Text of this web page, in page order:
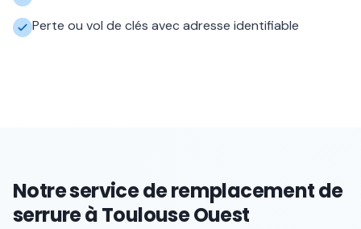
Perte ou vol de clés avec adresse identifiable
Notre service de remplacement de
serrure à Toulouse Ouest